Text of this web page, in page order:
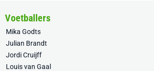
Voetballers
Mika Godts
Julian Brandt
Jordi Cruijff
Louis van Gaal